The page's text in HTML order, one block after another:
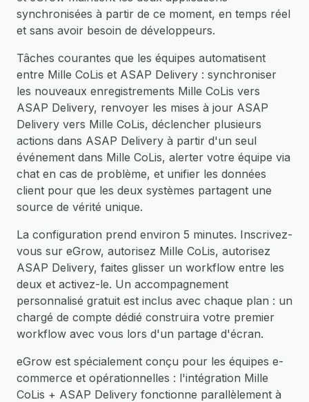
synchronisées à partir de ce moment, en temps réel
et sans avoir besoin de développeurs.
Tâches courantes que les équipes automatisent
entre Mille CoLis et ASAP Delivery : synchroniser
les nouveaux enregistrements Mille CoLis vers
ASAP Delivery, renvoyer les mises à jour ASAP
Delivery vers Mille CoLis, déclencher plusieurs
actions dans ASAP Delivery à partir d'un seul
événement dans Mille CoLis, alerter votre équipe via
chat en cas de problème, et unifier les données
client pour que les deux systèmes partagent une
source de vérité unique.
La configuration prend environ 5 minutes. Inscrivez-
vous sur eGrow, autorisez Mille CoLis, autorisez
ASAP Delivery, faites glisser un workflow entre les
deux et activez-le. Un accompagnement
personnalisé gratuit est inclus avec chaque plan : un
chargé de compte dédié construira votre premier
workflow avec vous lors d'un partage d'écran.
eGrow est spécialement conçu pour les équipes e-
commerce et opérationnelles : l'intégration Mille
CoLis + ASAP Delivery fonctionne parallèlement à